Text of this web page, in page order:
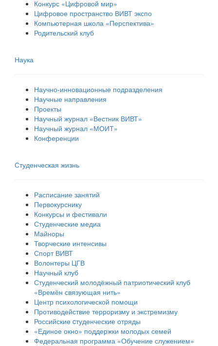
Конкурс «Цифровой мир»
Цифровое пространство ВИВТ экспо
Компьютерная школа «Перспектива»
Родительский клуб
Наука
Научно-инновационные подразделения
Научные направления
Проекты
Научный журнал «Вестник ВИВТ»
Научный журнал «МОИТ»
Конференции
Студенческая жизнь
Расписание занятий
Первокурснику
Конкурсы и фестивали
Студенческие медиа
Майноры
Творческие интенсивы
Спорт ВИВТ
Волонтеры ЦГВ
Научный клуб
Студенческий молодёжный патриотический клуб
«Времён связующая нить»
Центр психологической помощи
Противодействие терроризму и экстремизму
Российские cтуденческие отряды
«Единое окно» поддержки молодых семей
Федеральная программа «Обучение служением»